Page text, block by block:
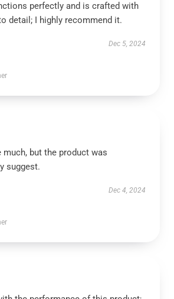
perfectly and is crafted with
detail; I highly recommend it.
Dec 5, 2024
much, but the product was
suggest.
Dec 4, 2024